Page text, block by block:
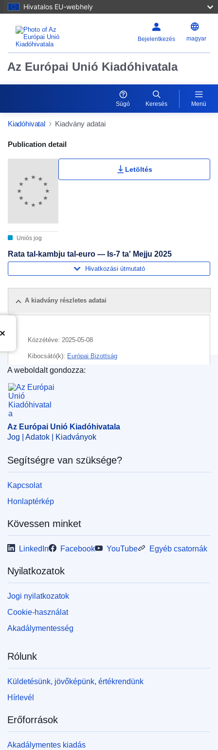
Hivatalos EU-webhely
Bejelentkezés magyar
Az Európai Unió Kiadóhivatala
Súgó Keresés Menü
Kiadóhivatal Kiadvány adatai
Publication Detail Actions Portlet
Publication detail
Uniós jog
Letöltés
Rata tal-kambju tal-euro — Is-7 ta' Mejju 2025
Hivatkozási útmutató
A kiadvány részletes adatai
Közzétéve: 2025-05-08
Kibocsátó(k): Európai Bizottság
CELEX : C/2025/02309
ELI :C/2025/2309/oj
OJ : C_202502309
IMMC : 9999
pdfa2a
Az Európai Unió Kiadóhivatala
A weboldalt gondozza:
Az Európai Unió Kiadóhivatala
Jog | Adatok | Kiadványok
Segítségre van szüksége?
Kapcsolat
Honlaptérkép
Kövessen minket
LinkedIn Facebook YouTube Egyéb csatornák
Nyilatkozatok
Jogi nyilatkozatok
Cookie-használat
Akadálymentesség
Rólunk
Küldetésünk, jövőképünk, értékrendünk
Hírlevél
Erőforrások
Akadálymentes kiadás